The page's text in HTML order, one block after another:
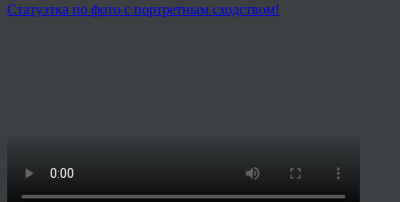
Статуэтка по фото с портретным сходством!